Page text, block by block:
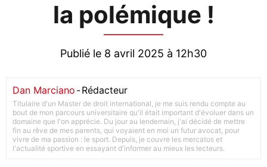
la polémique !
Publié le 8 avril 2025 à 12h30
Dan Marciano -Rédacteur
Titulaire d'un Master de droit international, je me suis rendu compte au
bout de mon parcours universitaire qu'il était important d'évoluer dans un
domaine que l'on apprécie. Du jour au lendemain, j'ai décidé de mettre
fin au rêve de mes parents, qui voyaient en moi un futur avocat, pour
vivre de ma passion : le sport. Depuis, je couvre les mercatos et
l'actualité sportive en essayant d'informer au mieux les lecteurs.